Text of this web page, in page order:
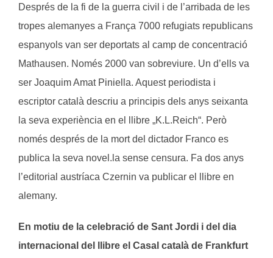
Després de la fi de la guerra civil i de l’arribada de les
tropes alemanyes a França 7000 refugiats republicans
espanyols van ser deportats al camp de concentració
Mathausen. Només 2000 van sobreviure. Un d’ells va
ser Joaquim Amat Piniella. Aquest periodista i
escriptor català descriu a principis dels anys seixanta
la seva experiència en el llibre „K.L.Reich“. Però
només després de la mort del dictador Franco es
publica la seva novel.la sense censura. Fa dos anys
l’editorial austríaca Czernin va publicar el llibre en
alemany.
En motiu de la celebració de Sant Jordi i del dia
internacional del llibre el Casal català de Frankfurt